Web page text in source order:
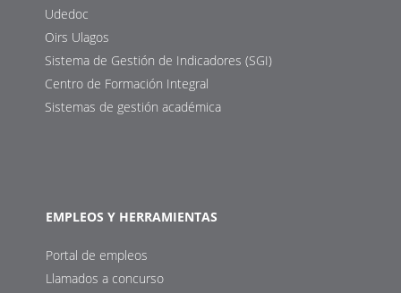
Udedoc
Oirs Ulagos
Sistema de Gestión de Indicadores (SGI)
Centro de Formación Integral
Sistemas de gestión académica
EMPLEOS Y HERRAMIENTAS
Portal de empleos
Llamados a concurso